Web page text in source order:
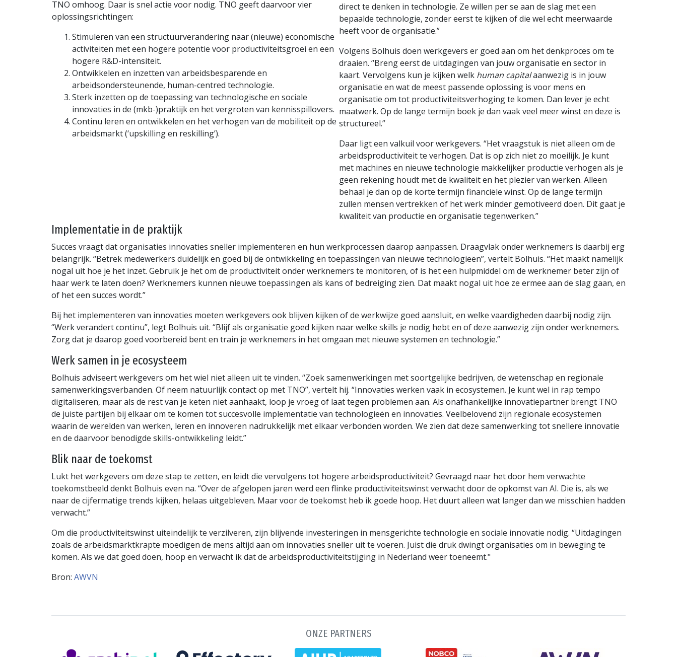
TNO omhoog. Daar is snel actie voor nodig. TNO geeft daarvoor vier
oplossingsrichtingen:
Stimuleren van een structuurverandering naar (nieuwe) economische
activiteiten met een hogere potentie voor productiviteitsgroei en een
hogere R&D-intensiteit.
Ontwikkelen en inzetten van arbeidsbesparende en
arbeidsondersteunende, human-centred technologie.
Sterk inzetten op de toepassing van technologische en sociale
innovaties in de (mkb-)praktijk en het vergroten van kennisspillovers.
Continu leren en ontwikkelen en het verhogen van de mobiliteit op de
arbeidsmarkt (‘upskilling en reskilling’).
direct te denken in technologie. Ze willen per se aan de slag met een
bepaalde technologie, zonder eerst te kijken of die wel echt meerwaarde
heeft voor de organisatie.”
Volgens Bolhuis doen werkgevers er goed aan om het denkproces om te
draaien. “Breng eerst de uitdagingen van jouw organisatie en sector in
kaart. Vervolgens kun je kijken welk human capitalaanwezig is in jouw
organisatie en wat de meest passende oplossing is voor mens en
organisatie om tot productiviteitsverhoging te komen. Dan lever je echt
maatwerk. Op de lange termijn boek je dan vaak veel meer winst en deze is
structureel.”
Daar ligt een valkuil voor werkgevers. “Het vraagstuk is niet alleen om de
arbeidsproductiviteit te verhogen. Dat is op zich niet zo moeilijk. Je kunt
met machines en nieuwe technologie makkelijker productie verhogen als je
geen rekening houdt met de kwaliteit en het plezier van werken. Alleen
behaal je dan op de korte termijn financiële winst. Op de lange termijn
zullen mensen vertrekken of het werk minder gemotiveerd doen. Dit gaat je
kwaliteit van productie en organisatie tegenwerken.”
Implementatie in de praktijk
Succes vraagt dat organisaties innovaties sneller implementeren en hun werkprocessen daarop aanpassen. Draagvlak onder werknemers is daarbij erg
belangrijk. “Betrek medewerkers duidelijk en goed bij de ontwikkeling en toepassingen van nieuwe technologieën”, vertelt Bolhuis. “Het maakt namelijk
nogal uit hoe je het inzet. Gebruik je het om de productiviteit onder werknemers te monitoren, of is het een hulpmiddel om de werknemer beter zijn of
haar werk te laten doen? Werknemers kunnen nieuwe toepassingen als kans of bedreiging zien. Dat maakt nogal uit hoe ze ermee aan de slag gaan, en
of het een succes wordt.”
Bij het implementeren van innovaties moeten werkgevers ook blijven kijken of de werkwijze goed aansluit, en welke vaardigheden daarbij nodig zijn.
“Werk verandert continu”, legt Bolhuis uit. “Blijf als organisatie goed kijken naar welke skills je nodig hebt en of deze aanwezig zijn onder werknemers.
Zorg dat je daarop goed voorbereid bent en train je werknemers in het omgaan met nieuwe systemen en technologie.”
Werk samen in je ecosysteem
Bolhuis adviseert werkgevers om het wiel niet alleen uit te vinden. “Zoek samenwerkingen met soortgelijke bedrijven, de wetenschap en regionale
samenwerkingsverbanden. Of neem natuurlijk contact op met TNO”, vertelt hij. “Innovaties werken vaak in ecosystemen. Je kunt wel in rap tempo
digitaliseren, maar als de rest van je keten niet aanhaakt, loop je vroeg of laat tegen problemen aan. Als onafhankelijke innovatiepartner brengt TNO
de juiste partijen bij elkaar om te komen tot succesvolle implementatie van technologieën en innovaties. Veelbelovend zijn regionale ecosystemen
waarin de werelden van werken, leren en innoveren nadrukkelijk met elkaar verbonden worden. We zien dat deze samenwerking tot snellere innovatie
en de daarvoor benodigde skills-ontwikkeling leidt.”
Blik naar de toekomst
Lukt het werkgevers om deze stap te zetten, en leidt die vervolgens tot hogere arbeidsproductiviteit? Gevraagd naar het door hem verwachte
toekomstbeeld denkt Bolhuis even na. “Over de afgelopen jaren werd een flinke productiviteitswinst verwacht door de opkomst van AI. Die is, als we
naar de cijfermatige trends kijken, helaas uitgebleven. Maar voor de toekomst heb ik goede hoop. Het duurt alleen wat langer dan we misschien hadden
verwacht.”
Om die productiviteitswinst uiteindelijk te verzilveren, zijn blijvende investeringen in mensgerichte technologie en sociale innovatie nodig. “Uitdagingen
zoals de arbeidsmarktkrapte moedigen de mens altijd aan om innovaties sneller uit te voeren. Juist die druk dwingt organisaties om in beweging te
komen. Als we dat goed doen, hoop en verwacht ik dat de arbeidsproductiviteitstijging in Nederland weer toeneemt."
Bron: AWVN
ONZE PARTNERS